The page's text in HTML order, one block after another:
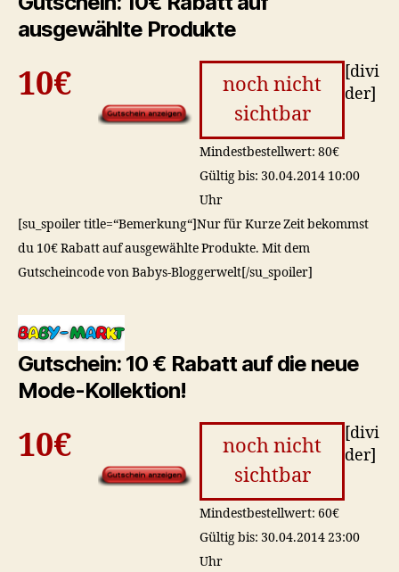
ausgewählte Produkte
10€
noch nicht
sichtbar
Mindestbestellwert: 80€
Gültig bis: 30.04.2014 10:00
Uhr
[su_spoiler title=“Bemerkung“]Nur für Kurze Zeit bekommst
du 10€ Rabatt auf ausgewählte Produkte. Mit dem
Gutscheincode von Babys-Bloggerwelt[/su_spoiler]
[divi
der]
Gutschein: 10 € Rabatt auf die neue
Mode-Kollektion!
10€
noch nicht
sichtbar
Mindestbestellwert: 60€
Gültig bis: 30.04.2014 23:00
Uhr
[divi
der]